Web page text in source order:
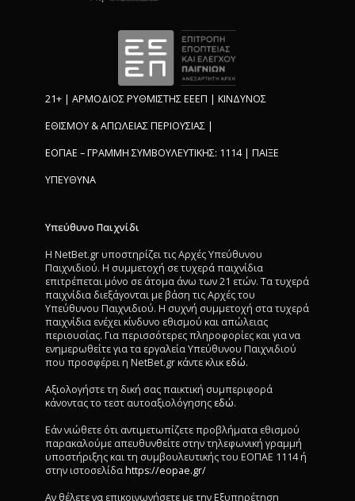
21+ | ΑΡΜΟΔΙΟΣ ΡΥΘΜΙΣΤΗΣ ΕΕΕΠ | ΚΙΝΔΥΝΟΣ
ΕΘΙΣΜΟΥ & ΑΠΩΛΕΙΑΣ ΠΕΡΙΟΥΣΙΑΣ |
ΕΟΠΑΕ – ΓΡΑΜΜΗ ΣΥΜΒΟΥΛΕΥΤΙΚΗΣ: 1114 | ΠΑΙΞΕ
ΥΠΕΥΘΥΝΑ
Υπεύθυνο Παιχνίδι
Η NetBet.gr υποστηρίζει τις Αρχές Υπεύθυνου
Παιχνιδιού. Η συμμετοχή σε τυχερά παιχνίδια
επιτρέπεται μόνο σε άτομα άνω των 21 ετών. Τα τυχερά
παιχνίδια διεξάγονται με βάση τις Αρχές του
Υπεύθυνου Παιχνιδιού. Η συχνή συμμετοχή στα τυχερά
παιχνίδια ενέχει κίνδυνο εθισμού και απώλειας
περιουσίας. Για περισσότερες πληροφορίες και για να
ενημερωθείτε για τα εργαλεία Υπεύθυνου Παιχνιδιού
που προσφέρει η NetBet.gr κάντε κλικ εδώ.
Αξιολογήστε τη δική σας παικτική συμπεριφορά
κάνοντας το τεστ αυτοαξιολόγησης εδώ.
Εάν νιώθετε ότι αντιμετωπίζετε προβλήματα εθισμού
παρακαλούμε απευθυνθείτε στην τηλεφωνική γραμμή
υποστήριξης και τη συμβουλευτικής του ΕΟΠΑΕ 1114 ή
στην ιστοσελίδαhttps://eopae.gr/
Αν θέλετε να επικοινωνήσετε με την Εξυπηρέτηση